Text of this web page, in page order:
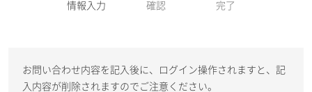
現
情報入力 確認 完了
お問い合わせ内容を記入後に、ログイン操作されますと、記
入内容が削除されますのでご注意ください。